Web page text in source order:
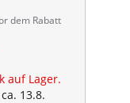
dem Rabatt
auf Lager.
13.8.